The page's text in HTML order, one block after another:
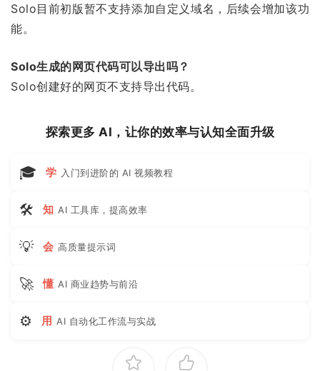
Solo目前初版暂不支持添加自定义域名，后续会增加该功
能。
Solo生成的网页代码可以导出吗？
Solo创建好的网页不支持导出代码。
探索更多 AI，让你的效率与认知全面升级
🎓 学 入门到进阶的 AI 视频教程
🛠 知 AI 工具库，提高效率
💡 会 高质量提示词
🚀 懂 AI 商业趋势与前沿
⚙ 用 AI 自动化工作流与实战